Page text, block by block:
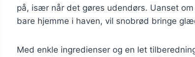
på, især når det gøres udendørs. Uanset
bare hjemme i haven, vil snobrød bringe
Med enkle ingredienser og en let